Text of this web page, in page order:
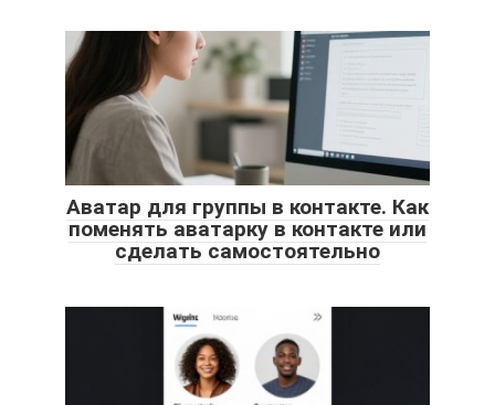
Аватар для группы в контакте. Как
поменять аватарку в контакте или
сделать самостоятельно